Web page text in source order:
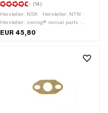
(14)
Hersteller: NSK · Hersteller: NTN ·
Hersteller: swiing® revival parts ·
Anzahl Bestandteile: 7 Stk. ·
EUR 45,80